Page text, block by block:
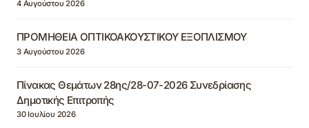
4 Αυγούστου 2026
ΠΡΟΜΗΘΕΙΑ ΟΠΤΙΚΟΑΚΟΥΣΤΙΚΟΥ ΕΞΟΠΛΙΣΜΟΥ
3 Αυγούστου 2026
Πίνακας Θεμάτων 28ης/28-07-2026 Συνεδρίασης
Δημοτικής Επιτροπής
30 Ιουλίου 2026